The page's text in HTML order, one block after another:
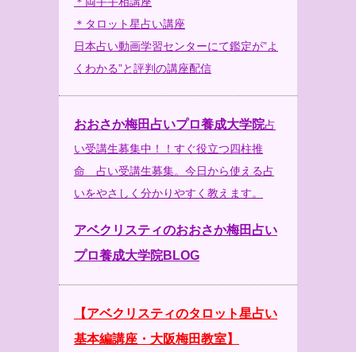
＊タロット星占い講座
日本占い動画学習センターにて鑑定が”よ
くわかる”と評判の講座配信
おおさか梅田占いプロ養成大学院占
い受講生募集中！！すぐ役立つ四柱推
命 占い受講生募集。今日から使える占
いをやさしく分かりやすく教えます。
アベクリスティのおおさか梅田占い
プロ養成大学院BLOG
【アベクリスティのタロット星占い
基本編講座・大阪梅田教室】